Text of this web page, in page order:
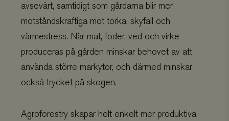
avsevärt, samtidigt som gårdarna blir mer
motståndskraftiga mot torka, skyfall och
värmestress. När mat, foder, ved och virke
produceras på gården minskar behovet av att
använda större markytor, och därmed minskar
också trycket på skogen.
Agroforestry skapar helt enkelt mer produktiva